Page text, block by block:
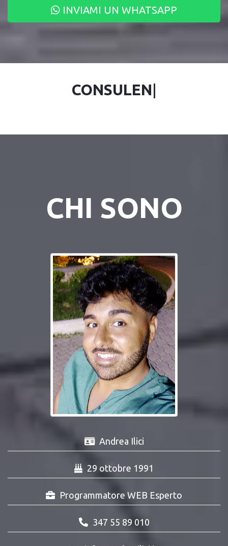
INVIAMI UN WHATSAPP
CONS|
CHI SONO
Andrea Ilici
29 ottobre 1991
Programmatore WEB Esperto
347 55 89 010